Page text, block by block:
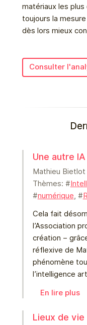
matériaux les
toujours la
dès lors mieux
Consulter
Une autre
Mathieu Bietlot
Thèmes: #
#numérique, #
Cela fait
l’Association
création –
réflexive de
phénomène
l’intelligence
En lire plus
Lieux de vie